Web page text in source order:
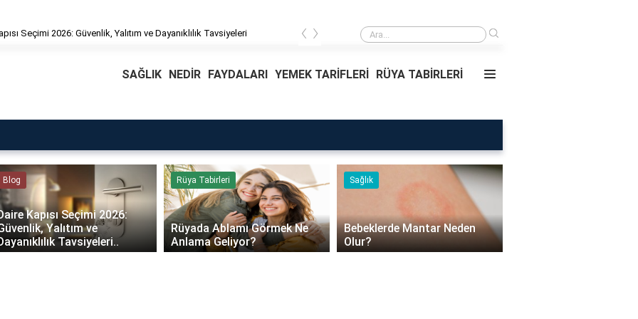
Rüyada Ablamı Görmek Ne Anlama Geliyor? Rüyada Ablamı Görmek Ne Anlama
‹ ›
SAĞLIK NEDİR FAYDALARI YEMEK TARİFLERİ RÜYA TABİRLERİ
Blog
Kapısı Seçimi 2026:
Yalıtım ve
Tavsiyeleri..
Rüya Tabirleri
Rüyada Ablamı Görmek Ne
Anlama Geliyor?
Sağlık
Bebeklerde Mantar Neden
Olur?